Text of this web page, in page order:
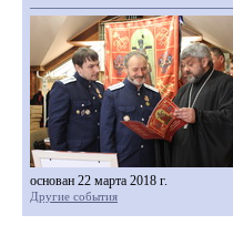
основан 22 марта 2018 г.
Другие события